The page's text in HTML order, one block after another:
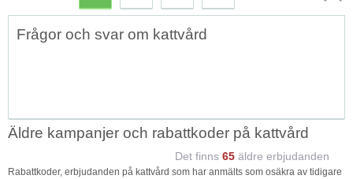
Topp
Frågor och svar om kattvård
Äldre kampanjer och rabattkoder på kattvård
Det finns 65 äldre erbjudanden
Rabattkoder, erbjudanden på kattvård som har anmälts som osäkra av tidigare